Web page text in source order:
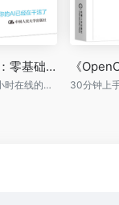
《养只“龙虾”当助理：零基础玩转Open Claw》
零基础1小时，养一个24小时在线的AI助理